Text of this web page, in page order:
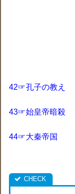
42☞孔子の教え
43☞始皇帝暗殺
44☞大秦帝国